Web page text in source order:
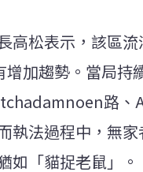
高松表示，該區
增加趨勢。當局持
路、
執法過程中，無
如「貓捉老鼠」。